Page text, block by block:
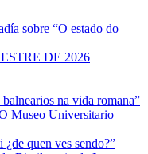
sobre “O estado do
DE 2026
na vida romana”
Museo Universitario
quen ves sendo?”